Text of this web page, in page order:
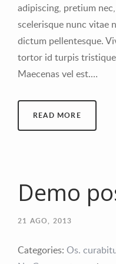
adipiscing, pretium
scelerisque nunc vitae
dictum pellentesque.
tortor id turpis
Maecenas vel est.…
READ MORE
Demo
21 AGO, 2013
Categories: Os.